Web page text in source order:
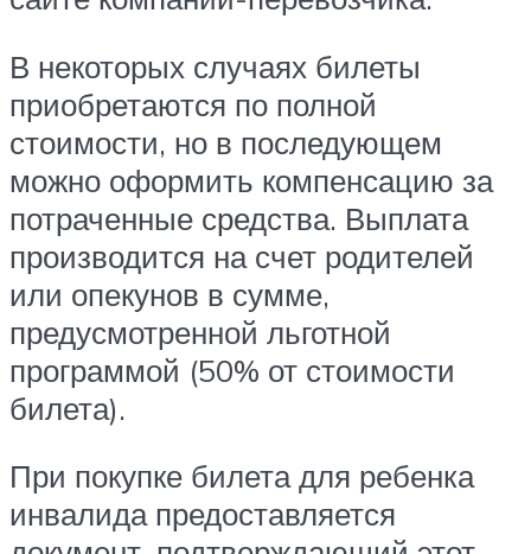
В некоторых случаях билеты
приобретаются по полной
стоимости, но в последующем
можно оформить компенсацию за
потраченные средства. Выплата
производится на счет родителей
или опекунов в сумме,
предусмотренной льготной
программой (50% от стоимости
билета).
При покупке билета для ребенка
инвалида предоставляется